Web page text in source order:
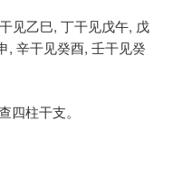
见乙巳, 丁干见戊午, 戊
, 辛干见癸酉, 壬干见癸
四柱干支。